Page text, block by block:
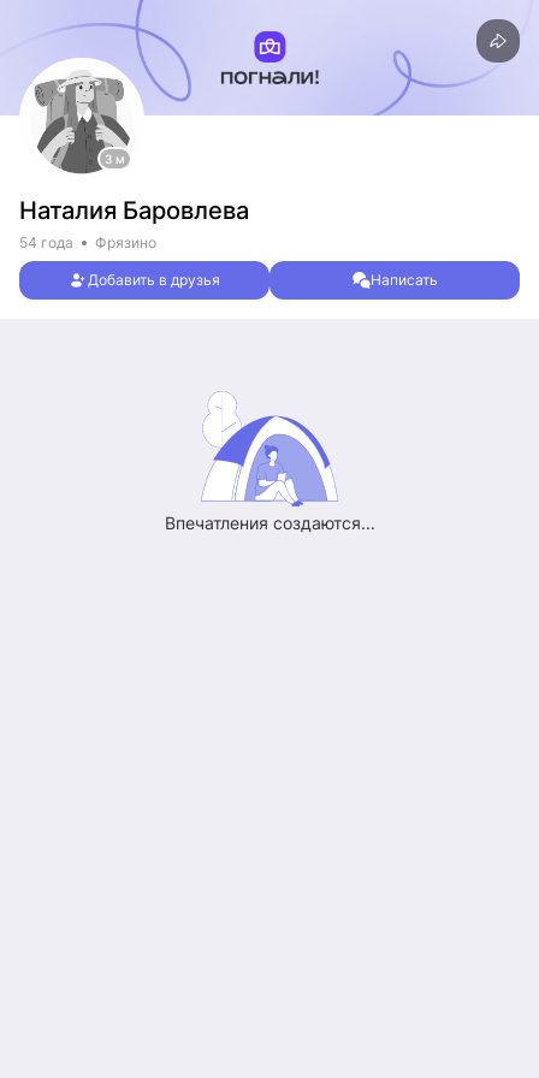
3 м
Наталия Баровлева
54 года Фрязино
Добавить в друзья Написать
Впечатления создаются...